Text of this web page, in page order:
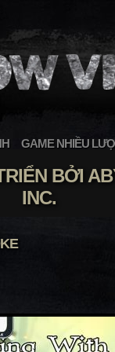
GAME NHIỀU
BỞI
INC.